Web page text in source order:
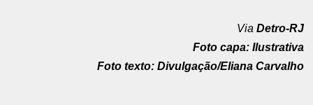
Via Detro-RJ
Foto capa: Ilustrativa
Foto texto: Divulgação/Eliana Carvalho